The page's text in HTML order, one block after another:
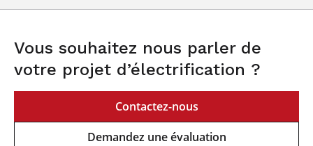
Vous souhaitez nous parler de
votre projet d’électrification ?
Contactez-nous
Demandez une évaluation